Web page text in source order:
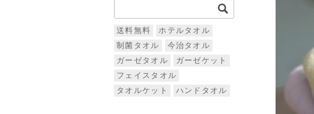
送料無料
ホテルタオル
制菌タオル
今治タオル
ガーゼタオル
ガーゼケット
フェイスタオル
タオルケット
ハンドタオル